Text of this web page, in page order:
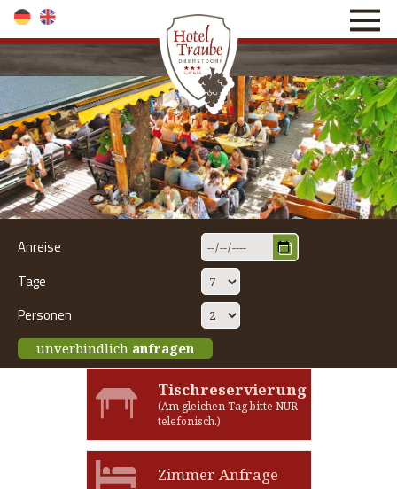
direkt zur Navigation
direkt zum Inhalt
Anreise
Tage
Personen
unverbindlich anfragen
Tischreservierung
(Am gleichen Tag bitte NUR
telefonisch.)
Zimmer Anfrage